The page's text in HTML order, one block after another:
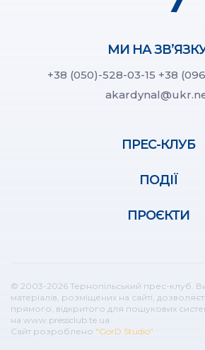
МИ НА
+38 (050)-528-03-15 +38
ПРЕС-КЛУБ
ПОДІЇ
ПРОЄКТИ
© 2003-2026 Тернопільський прес-клуб.
матеріалів, розміщених на сайті,
прямого, відкритого для пошукових
на www.pressclub.te.ua
Сайт розроблено "GorD Studio"